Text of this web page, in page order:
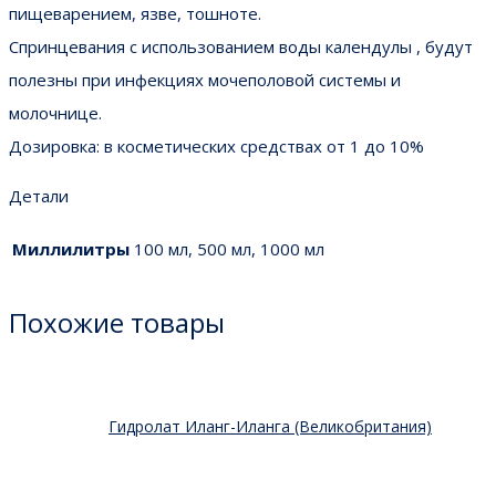
пищеварением, язве, тошноте.
Спринцевания с использованием воды календулы , будут
полезны при инфекциях мочеполовой системы и
молочнице.
Дозировка: в косметических средствах от 1 до 10%
Детали
Миллилитры 100 мл, 500 мл, 1000 мл
Похожие товары
Гидролат Иланг-Иланга (Великобритания)